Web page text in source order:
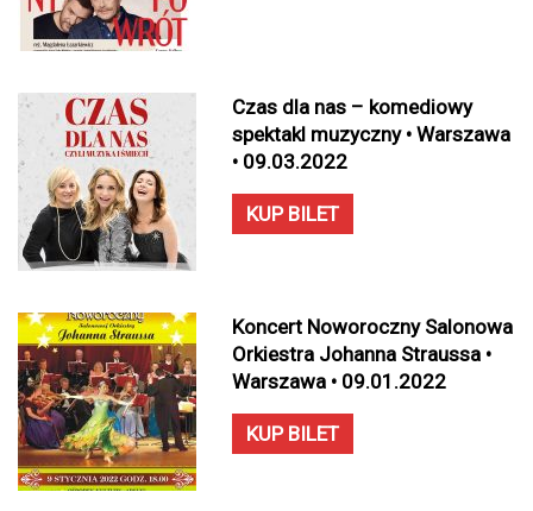
Czas dla nas – komediowy
spektakl muzyczny • Warszawa
• 09.03.2022
KUP BILET
Koncert Noworoczny Salonowa
Orkiestra Johanna Straussa •
Warszawa • 09.01.2022
KUP BILET